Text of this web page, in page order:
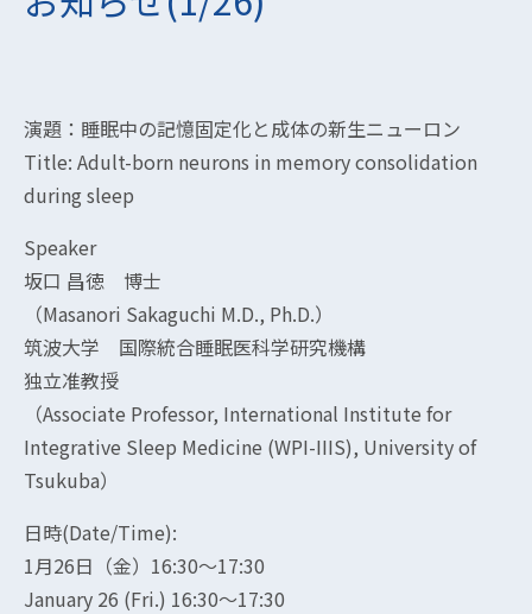
演題：睡眠中の記憶固定化と成体の新生ニューロン
Title: Adult-born neurons in memory consolidation
during sleep
Speaker
坂口 昌徳 博士
（Masanori Sakaguchi M.D., Ph.D.）
筑波大学 国際統合睡眠医科学研究機構
独立准教授
（Associate Professor, International Institute for
Integrative Sleep Medicine (WPI-IIIS), University of
Tsukuba）
日時(Date/Time):
1月26日（金）16:30～17:30
January 26 (Fri.) 16:30〜17:30